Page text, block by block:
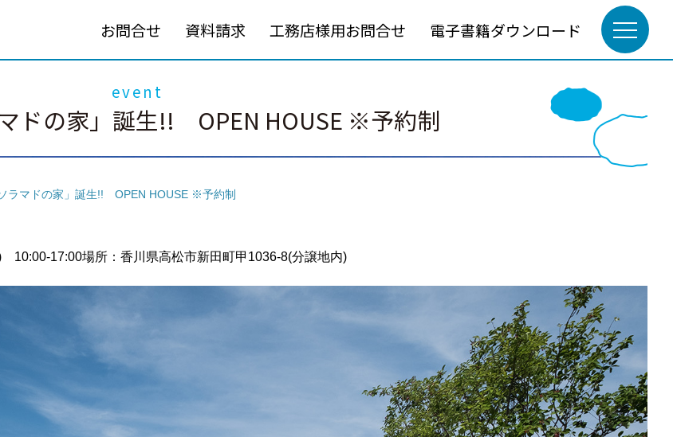
お問合せ 資料請求 工務店様用お問合せ 電子書籍ダウンロード
event
マドの家」誕生!! OPEN HOUSE ※予約制
ソラマドの家」誕生!! OPEN HOUSE ※予約制
) 10:00-17:00場所：香川県高松市新田町甲1036-8(分譲地内)